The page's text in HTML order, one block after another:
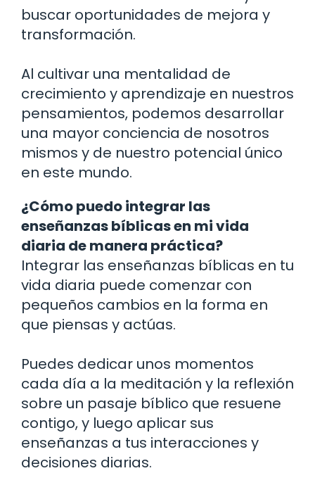
buscar oportunidades de mejora y
transformación.
Al cultivar una mentalidad de
crecimiento y aprendizaje en nuestros
pensamientos, podemos desarrollar
una mayor conciencia de nosotros
mismos y de nuestro potencial único
en este mundo.
¿Cómo puedo integrar las
enseñanzas bíblicas en mi vida
diaria de manera práctica?
Integrar las enseñanzas bíblicas en tu
vida diaria puede comenzar con
pequeños cambios en la forma en
que piensas y actúas.
Puedes dedicar unos momentos
cada día a la meditación y la reflexión
sobre un pasaje bíblico que resuene
contigo, y luego aplicar sus
enseñanzas a tus interacciones y
decisiones diarias.